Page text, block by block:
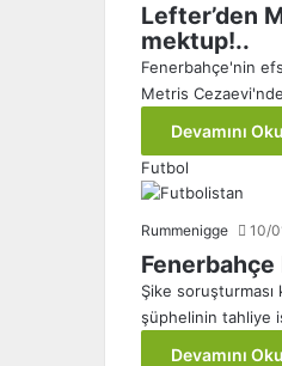
Lefter’den
mektup!..
Fenerbahçe'nin
Metris
Devamını
Futbol
Rummenigge 10/
Fenerbahçe
Şike soruşturması
şüphelinin tahliye
Devamını